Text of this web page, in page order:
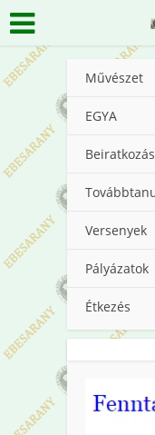
Művészet
EGYA
Beiratkozás
Versenyek
Pályázatok
Étkezés